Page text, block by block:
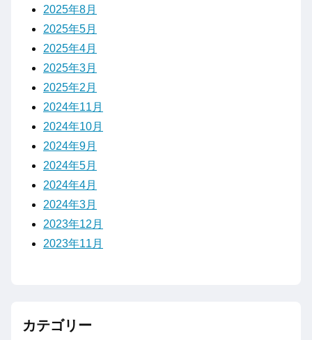
2025年8月
2025年5月
2025年4月
2025年3月
2025年2月
2024年11月
2024年10月
2024年9月
2024年5月
2024年4月
2024年3月
2023年12月
2023年11月
カテゴリー